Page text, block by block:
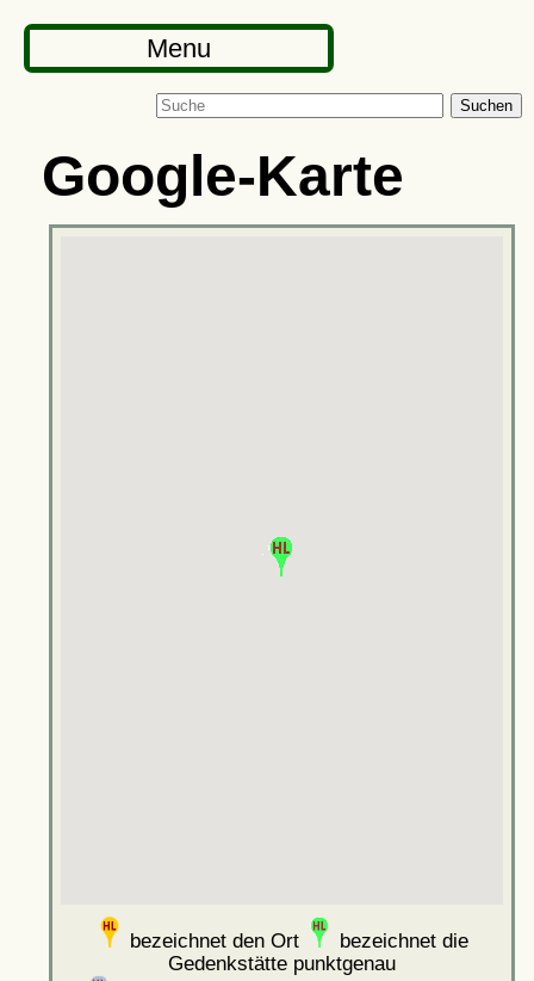
Menu
Suchen
Google-Karte
bezeichnet den Ort
bezeichnet die
Gedenkstätte punktgenau